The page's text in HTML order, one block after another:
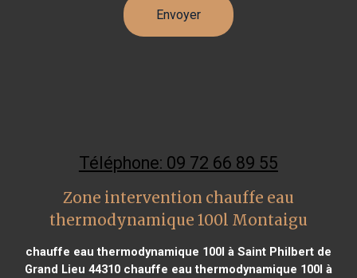
Téléphone: 09 72 66 89 55
Zone intervention chauffe eau
thermodynamique 100l Montaigu
chauffe eau thermodynamique 100l à Saint Philbert de
Grand Lieu 44310chauffe eau thermodynamique 100l à